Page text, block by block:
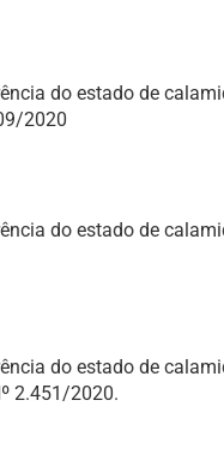
do estado de
2020
do estado de
do estado de
2.451/2020.